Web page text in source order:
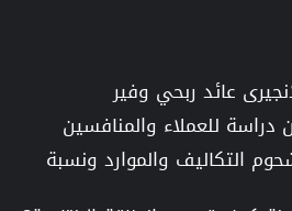
عائد ربحي وفير
للعملاء والمنافسين
التكاليف والموارد ونسبة